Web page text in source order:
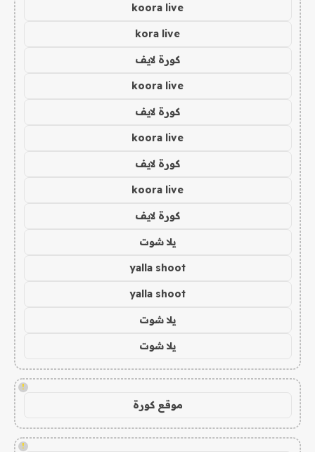
koora live
kora live
كورة لايف
koora live
كورة لايف
koora live
كورة لايف
koora live
كورة لايف
يلا شوت
yalla shoot
yalla shoot
يلا شوت
يلا شوت
!
موقع كورة
!